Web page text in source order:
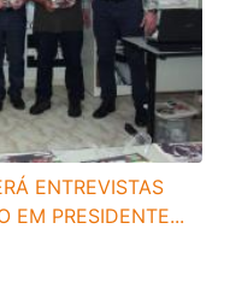
ENTREVISTAS
EM PRESIDENTE...